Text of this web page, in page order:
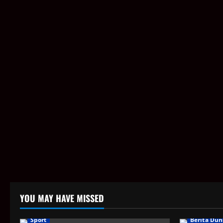
YOU MAY HAVE MISSED
Sport Berita